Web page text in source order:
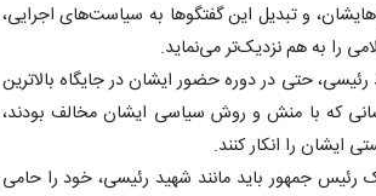
و تبدیل این گفتگوها به سیاست‌های اجرایی،
را به هم نزدیک‌تر می‌نماید.
حتی در دوره حضور ایشان در جایگاه بالاترین
که با منش و روش سیاسی ایشان مخالف بودند،
ایشان را انکار کنند.
جمهور باید مانند شهید رئیسی، خود را حامی